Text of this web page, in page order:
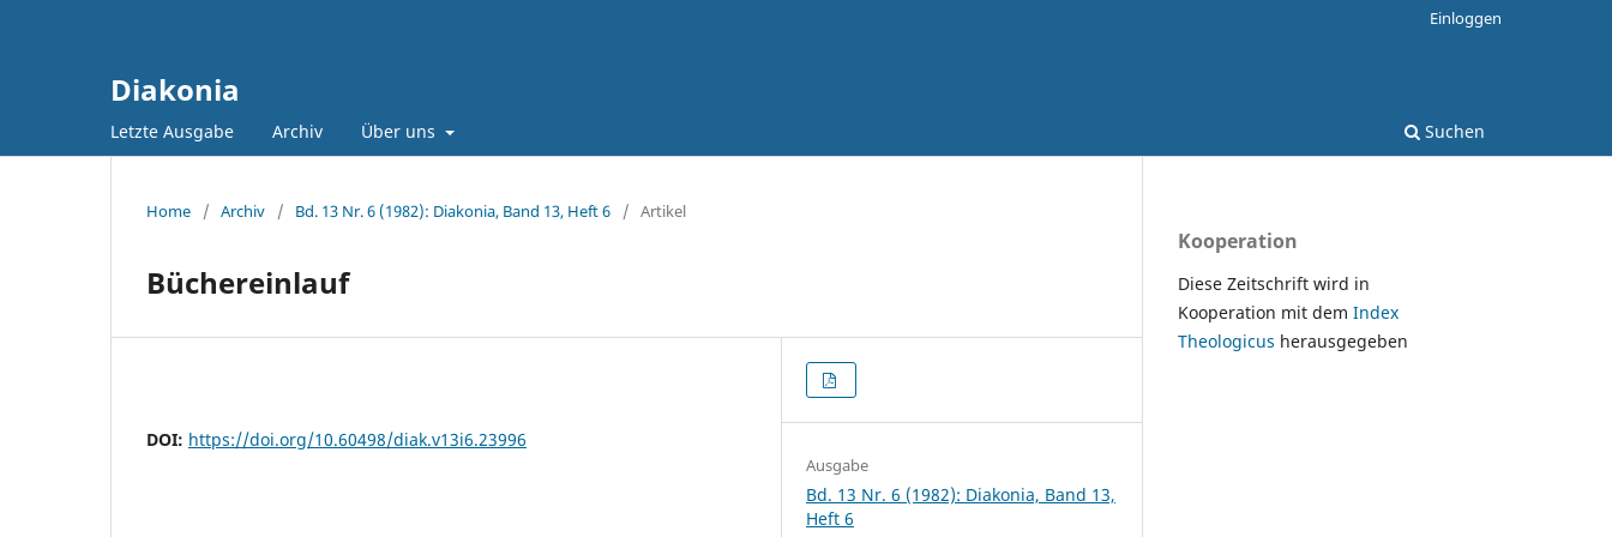
Diakonia
Letzte Ausgabe Archiv Über uns Suchen
Einloggen
Home / Archiv / Bd. 13 Nr. 6 (1982): Diakonia, Band 13, Heft 6 / Artikel
Büchereinlauf
DOI: https://doi.org/10.60498/diak.v13i6.23996
Ausgabe
Bd. 13 Nr. 6 (1982): Diakonia, Band 13,
Heft 6
Kooperation
Diese Zeitschrift wird in
Kooperation mit dem Index
Theologicus herausgegeben